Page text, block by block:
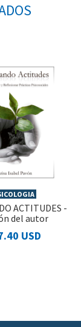
ACTITUDES -
del autor
USD